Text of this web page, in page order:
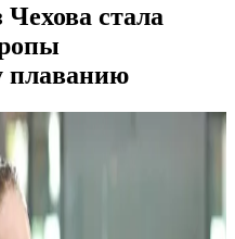
стала
плаванию